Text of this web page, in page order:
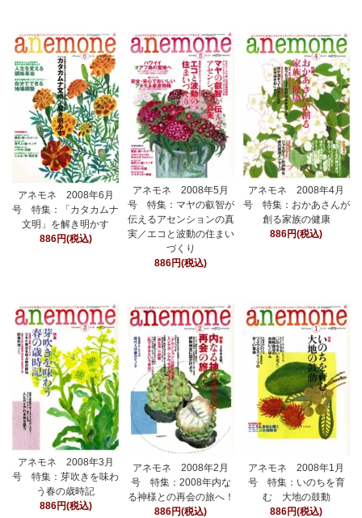
アネモネ 2008年6月
号 特集：「カタカムナ
文明」を解き明かす
886円(税込)
アネモネ 2008年5月
号 特集：マヤの叡智が
伝えるアセンションの真
実／エコと波動の住まい
づくり
886円(税込)
アネモネ 2008年4月
号 特集：おかあさんが
創る家族の健康
886円(税込)
アネモネ 2008年3月
号 特集：芽吹きを味わ
う春の歳時記
886円(税込)
アネモネ 2008年2月
号 特集：2008年内な
る神様との再会の旅へ！
886円(税込)
アネモネ 2008年1月
号 特集：いのちを育
む 大地の鼓動
886円(税込)